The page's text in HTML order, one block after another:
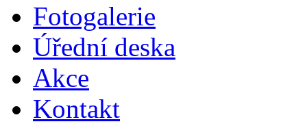
Fotogalerie
Úřední deska
Akce
Kontakt